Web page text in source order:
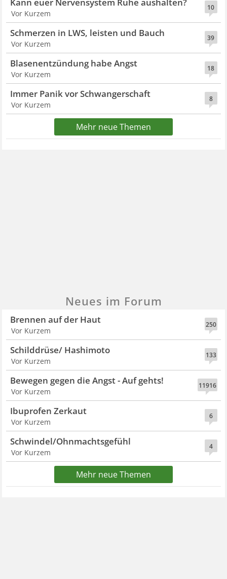
10
Vor Kurzem
39
Schmerzen in LWS, leisten und Bauch
Vor Kurzem
18
Blasenentzündung habe Angst
Vor Kurzem
8
Immer Panik vor Schwangerschaft
Vor Kurzem
Mehr neue Themen
Neues im Forum
250
Brennen auf der Haut
Vor Kurzem
133
Schilddrüse/ Hashimoto
Vor Kurzem
11916
Bewegen gegen die Angst - Auf gehts!
Vor Kurzem
6
Ibuprofen Zerkaut
Vor Kurzem
4
Schwindel/Ohnmachtsgefühl
Vor Kurzem
Mehr neue Themen